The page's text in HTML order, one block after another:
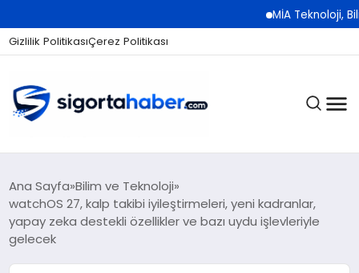
MİA Teknoloji, Bilişim
Gizlilik PolitikasıÇerez Politikası
SIGORTA
BES / HAYAT
Ana Sayfa Bilim ve Teknoloji
watchOS 27, kalp takibi iyileştirmeleri, yeni kadranlar,
yapay zeka destekli özellikler ve bazı uydu işlevleriyle
gelecek